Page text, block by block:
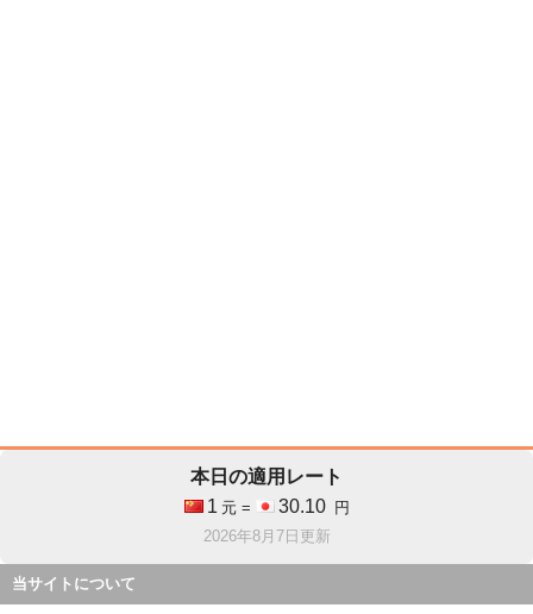
本日の適用レート
1 元 = 30.10
円
2026年8月7日更新
当サイトについて